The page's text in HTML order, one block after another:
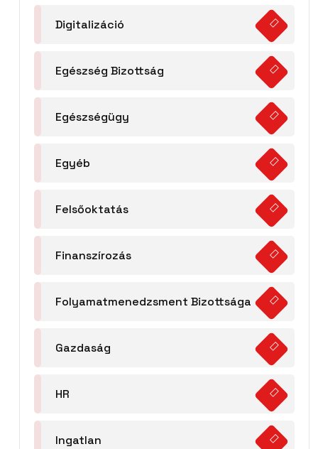
Digitalizáció
Egészség Bizottság
Egészségügy
Egyéb
Felsőoktatás
Finanszírozás
Folyamatmenedzsment Bizottsága
Gazdaság
HR
Ingatlan